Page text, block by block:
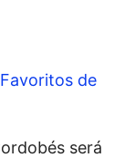
de
será